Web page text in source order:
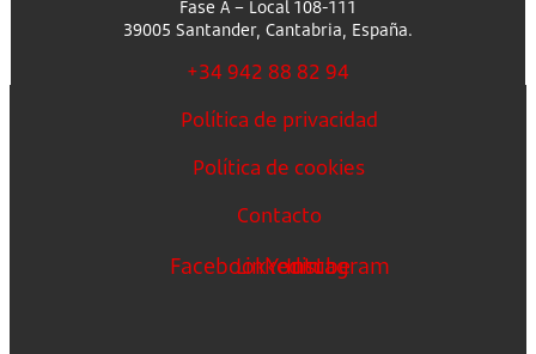
Fase A – Local 108-111
39005 Santander, Cantabria, España.
+34 942 88 82 94
Política de privacidad
Política de cookies
Contacto
FacebookLinkedin
Youtube
Instagram